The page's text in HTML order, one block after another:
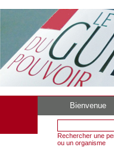
Bienvenue
Rechercher une
ou un organisme